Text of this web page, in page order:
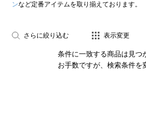
ンなど定番アイテムを取り揃えております。
さらに絞り込む 表示変更
条件に一致する商品は見つ
お手数ですが、検索条件を